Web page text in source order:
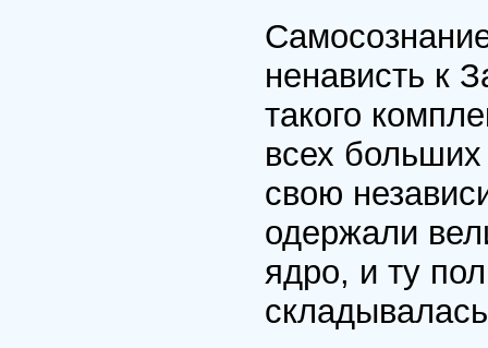
ненависть к
такого
всех
свою
одержали
ядро, и ту